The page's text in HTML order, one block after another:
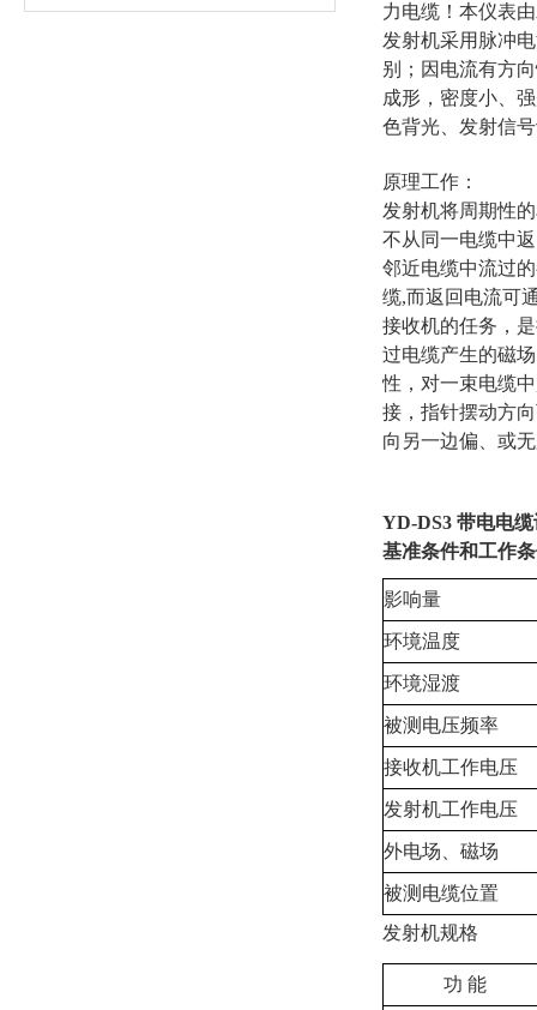
力电缆！本仪表
发射机采用脉冲
别；因电流有方
成形，密度小、
色背光、发射信
原理工作：
发射机将周期性
不从同一电缆中
邻近电缆中流过
缆,而返回电流可
接收机的任务，
过电缆产生的磁
性，对一束电缆
接，指针摆动方
向另一边偏、或
YD-DS3 带电电
基准条件和工作
影响量
环境温度
环境湿渡
被测电压频率
接收机工作电压
发射机工作电压
外电场、磁场
被测电缆位置
发射机规格
功 能